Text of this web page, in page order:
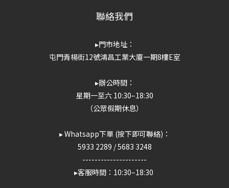
聯絡我們
▸門市地址：
屯門青楊街12號鴻昌工業大廈一期8樓E室
▸辦公時間：
星期一至六 10:30–18:30
（公眾假期休息）
▸ Whatsapp下單 (按下即可聯絡)：
5933 2289 /5683 3248
---------------------
▸客服時間：10:30–18:30